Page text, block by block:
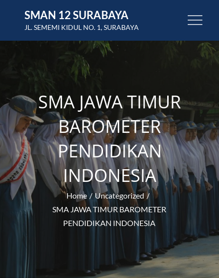
SMAN 12 SURABAYA
JL. SEMEMI KIDUL NO. 1, SURABAYA
SMA JAWA TIMUR
BAROMETER
PENDIDIKAN
INDONESIA
Home
Uncategorized
SMA JAWA TIMUR BAROMETER
PENDIDIKAN INDONESIA